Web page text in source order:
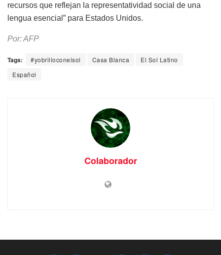
recursos que reflejan la representatividad social de una
lengua esencial” para Estados Unidos.
Por: AFP
Tags: #yobrilloconelsol Casa Blanca
El Sol Latino
Español
Colaborador